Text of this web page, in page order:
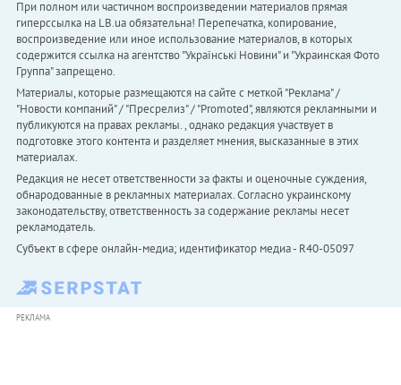
При полном или частичном воспроизведении материалов прямая
гиперссылка на LB.ua обязательна! Перепечатка, копирование,
воспроизведение или иное использование материалов, в которых
содержится ссылка на агентство "Українськi Новини" и "Украинская Фото
Группа" запрещено.
Материалы, которые размещаются на сайте с меткой "Реклама" /
"Новости компаний" / "Пресрелиз" / "Promoted", являются рекламными и
публикуются на правах рекламы. , однако редакция участвует в
подготовке этого контента и разделяет мнения, высказанные в этих
материалах.
Редакция не несет ответственности за факты и оценочные суждения,
обнародованные в рекламных материалах. Согласно украинскому
законодательству, ответственность за содержание рекламы несет
рекламодатель.
Субъект в сфере онлайн-медиа; идентификатор медиа - R40-05097
РЕКЛАМА